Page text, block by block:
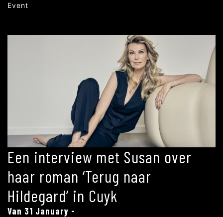
Event
Een interview met Susan over
haar roman ‘Terug naar
Hildegard’ in Cuyk
Van 31 January -